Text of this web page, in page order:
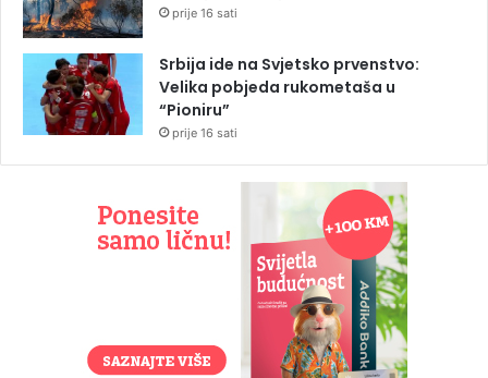
prije 16 sati
Srbija ide na Svjetsko prvenstvo:
Velika pobjeda rukometaša u
“Pioniru”
prije 16 sati